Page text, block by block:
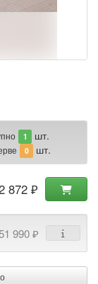
1 шт.
0 шт.
872 ₽
990 ₽